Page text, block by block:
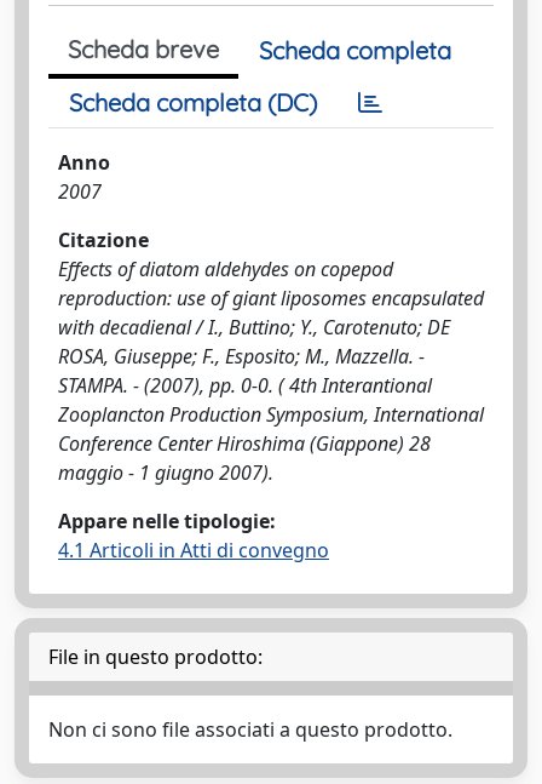
Scheda breve
Scheda completa
Scheda completa (DC)
Anno
2007
Citazione
Effects of diatom aldehydes on copepod
reproduction: use of giant liposomes encapsulated
with decadienal / I., Buttino; Y., Carotenuto; DE
ROSA, Giuseppe; F., Esposito; M., Mazzella. -
STAMPA. - (2007), pp. 0-0. ( 4th Interantional
Zooplancton Production Symposium, International
Conference Center Hiroshima (Giappone) 28
maggio - 1 giugno 2007).
Appare nelle tipologie:
4.1 Articoli in Atti di convegno
File in questo prodotto:
Non ci sono file associati a questo prodotto.